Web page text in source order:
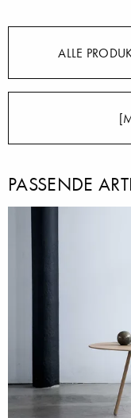
ALLE
PASSENDE